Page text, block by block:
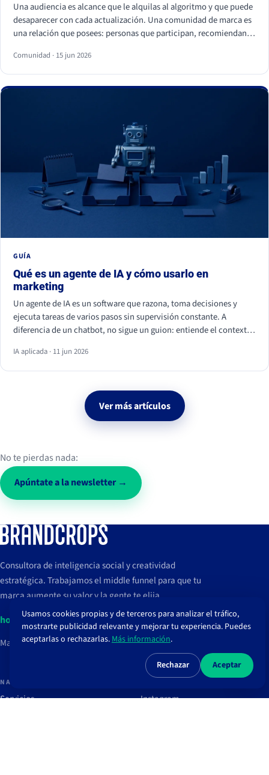
Una audiencia es alcance que le alquilas al algoritmo y que puede
desaparecer con cada actualización. Una comunidad de marca es
una relación que posees: personas que participan, recomiendan y
comunidad sostiene el negocio cuando el alcance pagado falla.
Comunidad · 15 jun 2026
GUÍA
Qué es un agente de IA y cómo usarlo en
marketing
Un agente de IA es un software que razona, toma decisiones y
ejecuta tareas de varios pasos sin supervisión constante. A
diferencia de un chatbot, no sigue un guion: entiende el contexto
analizar datos, calificar leads y monitorizar la conversación social.
IA aplicada · 11 jun 2026
Ver más artículos
No te pierdas nada:
Apúntate a la newsletter →
Consultora de inteligencia social y creatividad
estratégica. Trabajamos el middle funnel para que tu
marca aumente su valor y la gente te elija.
hola@brandcrops.com
Madrid, España
NAVEGAR
Servicios
Instagram
Usamos cookies propias y de terceros para analizar el tráfico,
mostrarte publicidad relevante y mejorar tu experiencia. Puedes
aceptarlas o rechazarlas.Más información.
Rechazar Aceptar